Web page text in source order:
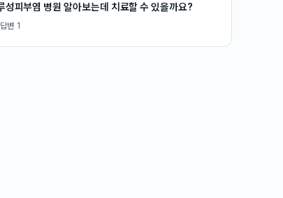
성피부염 병원 알아보는데 치료할 수 있을까요?
답변 1